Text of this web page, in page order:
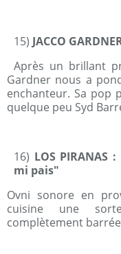
15) JACCO
Après un brillant
Gardner nous a
enchanteur. Sa pop
quelque peu Syd
16) LOS
mi pais"
Ovni sonore en
cuisine une
complètement